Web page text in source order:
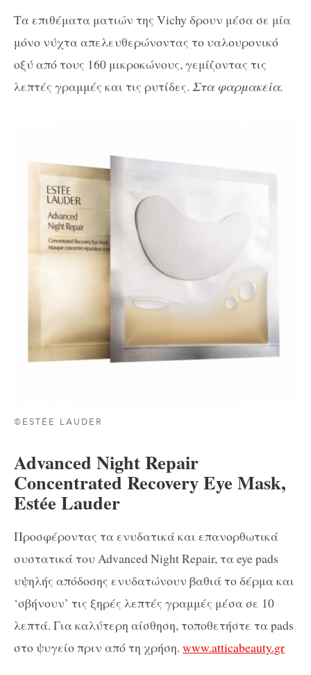
Τα επιθέματα ματιών της Vichy δρουν μέσα σε μία
μόνο νύχτα απελευθερώνοντας το υαλουρονικό
οξύ από τους 160 μικροκώνους, γεμίζοντας τις
λεπτές γραμμές και τις ρυτίδες. Στα φαρμακεία.
©ESTÉE LAUDER
Advanced Night Repair
Concentrated Recovery Eye Mask,
Estée Lauder
Προσφέροντας τα ενυδατικά και επανορθωτικά
συστατικά του Advanced Night Repair, τα eye pads
υψηλής απόδοσης ενυδατώνουν βαθιά το δέρμα και
‘σβήνουν’ τις ξηρές λεπτές γραμμές μέσα σε 10
λεπτά. Για καλύτερη αίσθηση, τοποθετήστε τα pads
στο ψυγείο πριν από τη χρήση. www.atticabeauty.gr